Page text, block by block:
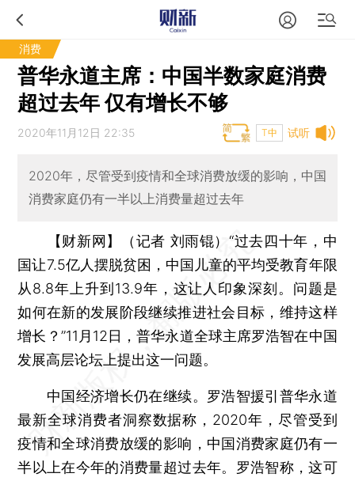
消费
普华永道主席：中国半数家庭消费
超过去年 仅有增长不够
试听
2020年11月12日 22:35 T中
2020年，尽管受到疫情和全球消费放缓的影响，中国
消费家庭仍有一半以上消费量超过去年
【财新网】（记者 刘雨锟）“过去四十年，中
国让7.5亿人摆脱贫困，中国儿童的平均受教育年限
从8.8年上升到13.9年，这让人印象深刻。问题是
如何在新的发展阶段继续推进社会目标，维持这样
增长？”11月12日，普华永道全球主席罗浩智在中国
发展高层论坛上提出这一问题。
中国经济增长仍在继续。罗浩智援引普华永道
最新全球消费者洞察数据称，2020年，尽管受到
疫情和全球消费放缓的影响，中国消费家庭仍有一
半以上在今年的消费量超过去年。罗浩智称，这可